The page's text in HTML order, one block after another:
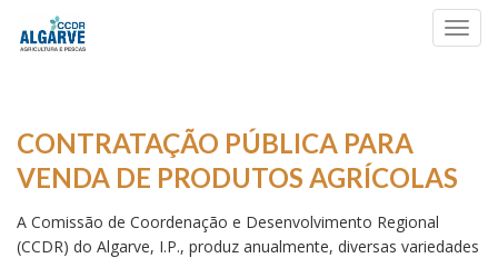
CONTRATAÇÃO PÚBLICA PARA
VENDA DE PRODUTOS AGRÍCOLAS
A Comissão de Coordenação e Desenvolvimento Regional
(CCDR) do Algarve, I.P., produz anualmente, diversas variedades